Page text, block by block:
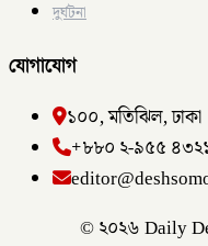
দুর্ঘটনা
যোগাযোগ
১০০, মতিঝিল, ঢাকা
+৮৮০ ২-৯৫৫
© ২০২৬ Daily